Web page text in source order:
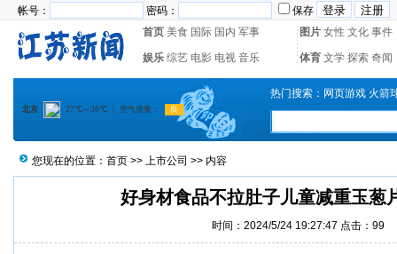
帐号： 密码：
保存
首页 美食 国际 国内 军事 图片 女性 文化 事件
娱乐 综艺 电影 电视 音乐 体育 文学 探索 奇闻
热门搜索： 网页游戏 火箭
您现在的位置： 首页 >> 上市公司 >> 内容
好身材食品不拉肚子儿童减重玉葱
时间：2024/5/24 19:27:47 点击： 99